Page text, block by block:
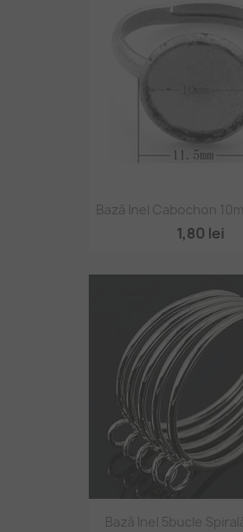
Bază Inel Cabochon
1,80 lei
Bază Inel 5bucle